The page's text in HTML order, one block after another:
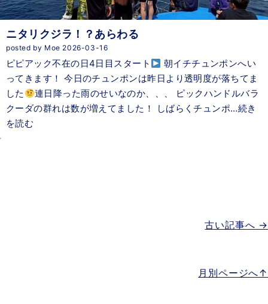
ニタリクジラ！？あらわる
posted by Moe 2026-03-16
ピピアック不在の日4日目スタート
朝イチチュンポンへい
ってきます！ 今日のチュンポンは昨日より透明度が落ちてま
した
連日降った雨のせいなのか、、、 ピックハンドルバラ
クーダの群れは数が増えてました！ しばらくチュンポ…続き
を読む
古い記事へ →
月別ページへ↑